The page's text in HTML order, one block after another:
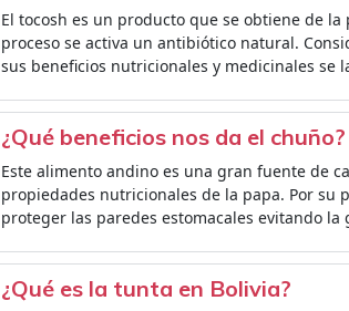
El tocosh es un producto que se obtiene de
proceso se activa un antibiótico natural.
sus beneficios nutricionales y medicinales se
¿Qué beneficios nos da el chuño?
Este alimento andino es una gran fuente de
propiedades nutricionales de la papa. Por
proteger las paredes estomacales evitando la
¿Qué es la tunta en Bolivia?